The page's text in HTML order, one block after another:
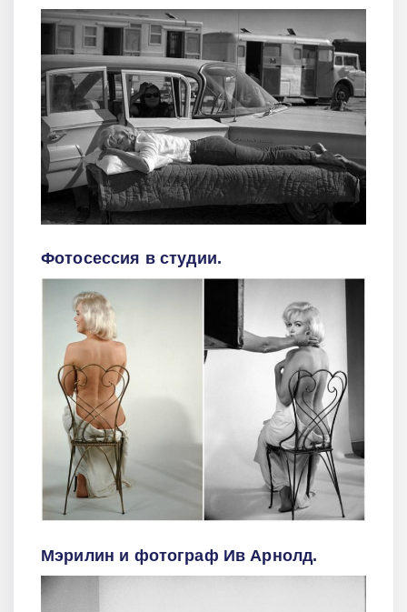
Фотосессия в студии.
Мэрилин и фотограф Ив Арнолд.